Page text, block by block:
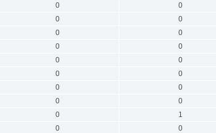
0 0
0 0
0 0
0 0
0 0
0 0
0 0
0 0
0 1
0 0